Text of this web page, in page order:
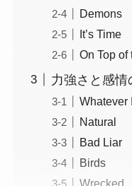
Demons
It’s Time
On Top of
力強さと感情
Whatever
Natural
Bad Liar
Birds
Wrecked